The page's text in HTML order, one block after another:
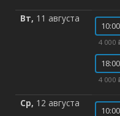
Вт, 11 августа
10:00
4 000
18:00
4 000
Ср, 12 августа
10:00